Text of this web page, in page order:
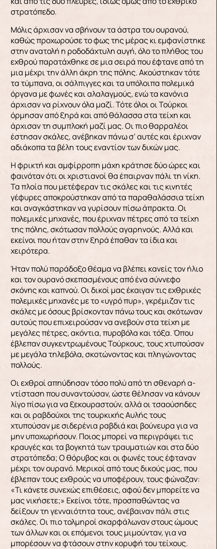
στρα­τόπεδο.
Μόλις άρχισαν να σβήνουν τα άστρα του ουρανού,
καθώς προχωρούσε το φως της μέρας κι εμφανίστηκε
στην ανατολή η ροδοδάχτυλη αυγή, όλο το πλήθος του
εχθρού παρατάχθηκε σε μια σειρά που έφτανε από τη
μια μέχρι την άλλη άκρη της πόλης. Ακούστηκαν τότε
τα τύμπανα, οι σάλ­πιγγες και τα υπόλοιπα πολεμικά
όργανα με φω­νές και αλαλαγμούς, ενώ τα κανόνια
άρχισαν να ρίχνουν όλα μαζί. Τότε όλοι οι Τούρκοι
όρμησαν από ξηρά και από θάλασσα στα τείχη και
άρχισαν τη συμπλοκή μαζί μας. Οι πιο θαρραλέοι
έστησαν σκάλες, ανέβηκαν πάνω σ’ αυτές και έριχναν
αδιά­κοπα τα βέλη τους εναντίον των δικών μας.
Η φρικτή και αμφίρροπη μάχη κράτησε δύο ώρες και
φαινόταν ότι οι χριστιανοί θα έπαιρναν πάλι τη νίκη.
Τα πλοία που μετέφεραν τις σκάλες και τις κινητές
γέφυρες αποκρούστηκαν από τα παρα­θαλάσσια τείχη
και αναγκάστηκαν να γυρίσουν πίσω άπρακτα. Οι
πολεμικές μηχανές, που έρι­χναν πέτρες από τα τείχη
της πόλης, σκότωσαν πολλούς αγαρηνούς. Αλλά και
εκείνοι που ήταν στην ξηρά έπαθαν τα ίδια και
χειρότερα.
Ήταν πολύ παράδοξο θέαμα να βλέπει κανείς τον ήλιο
και τον ουρανό σκεπασμένους από ένα σύννεφο
σκόνης και καπνού. Οι δικοί μας έκαιγαν τις ε­χθρικές
πολεμικές μηχανές με το «υγρό πυρ», γκρέμιζαν τις
σκάλες με όσους βρίσκονταν πάνω τους και σκότωναν
αυτούς που επιχειρούσαν να ανεβούν στα τείχη με
μεγάλες πέτρες, ακόντια, πυροβόλα και τόξα. Όπου
έβλεπαν συγκεντρωμέ­νους Τούρκους, τους χτυπούσαν
με μεγάλα τηλε­βόλα, σκοτώνοντας και πληγώνοντας
πολλούς.
Οι εχθροί απηύδησαν τόσο πολύ από τη σθεναρή α­
ντίσταση που συναντούσαν, ώστε θέλησαν να κά­νουν
λίγο πίσω για να ξεκουραστούν, αλλά οι τσαούσηδες
και οι ραβδούχοι της τουρκικής Αυ­λής τους
χτυπούσαν με σιδερένια ραβδιά και βούνευρα για να
μην υποχωρήσουν. Ποιος μπο­ρεί να περιγράψει τις
κραυγές και τα βογκητά των τραυματιών και στα δύο
στρατόπεδα; Ο θόρυβος και οι φωνές τους έφταναν
μέχρι τον ουρανό. Με­ρικοί από τους δικούς μας, που
έβλεπαν τους ε­χθρούς να υποφέρουν, τους φώναζαν:
«Τι κάνετε συνεχώς επιθέσεις, αφού δεν μπορείτε να
μας νι­κήσετε;» Εκείνοι τότε, προσπαθώντας να
δείξουν τη γενναιότητα τους, ανέβαιναν πάλι στις
σκάλες. Οι πιο τολμηροί σκαρφάλωναν στους ώμους
των άλλων και οι επόμενοι τους μιμούνταν, για να
μπορέσουν να φτάσουν στην κορυφή του τείχους.